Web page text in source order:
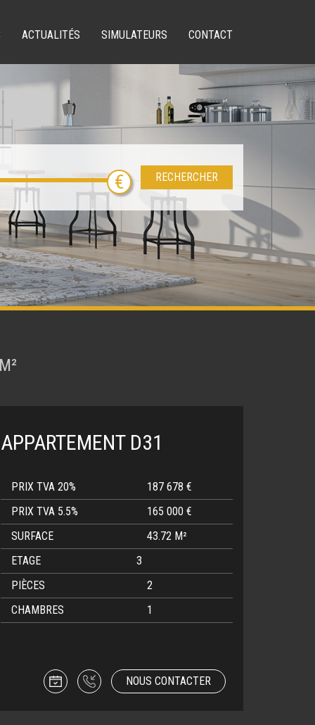
ACTUALITÉS SIMULATEURS CONTACT
RECHERCHER
APPARTEMENT D31
PRIX TVA 20%
187 678 €
PRIX TVA 5.5%
165 000 €
SURFACE
43.72 M²
ETAGE
3
PIÈCES
2
CHAMBRES
1
NOUS CONTACTER